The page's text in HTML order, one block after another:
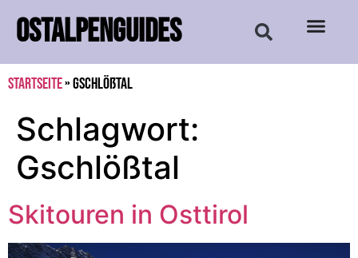
OSTALPENGUIDES
Startseite»Gschlößtal
Schlagwort:
Gschlößtal
Skitouren in Osttirol